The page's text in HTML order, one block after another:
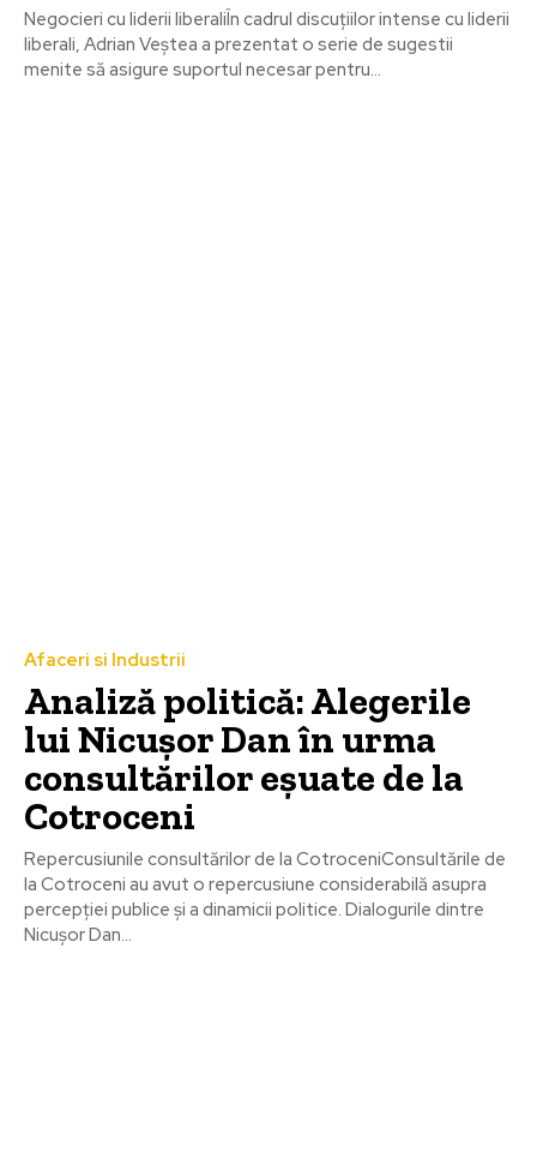
Negocieri cu liderii liberaliÎn cadrul discuțiilor intense cu liderii
liberali, Adrian Veștea a prezentat o serie de sugestii
menite să asigure suportul necesar pentru...
Afaceri si Industrii
Analiză politică: Alegerile
lui Nicușor Dan în urma
consultărilor eșuate de la
Cotroceni
Repercusiunile consultărilor de la CotroceniConsultările de
la Cotroceni au avut o repercusiune considerabilă asupra
percepției publice și a dinamicii politice. Dialogurile dintre
Nicușor Dan...